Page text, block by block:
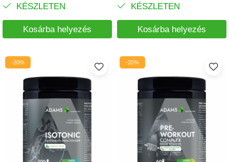
KÉSZLETEN
Kosárba helyezés
KÉSZLETEN
Kosárba helyezés
-20% -20%